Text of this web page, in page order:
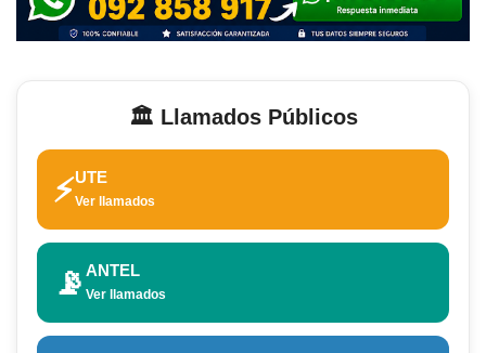
🏛️ Llamados Públicos
⚡UTE
Ver llamados
📡 ANTEL
Ver llamados